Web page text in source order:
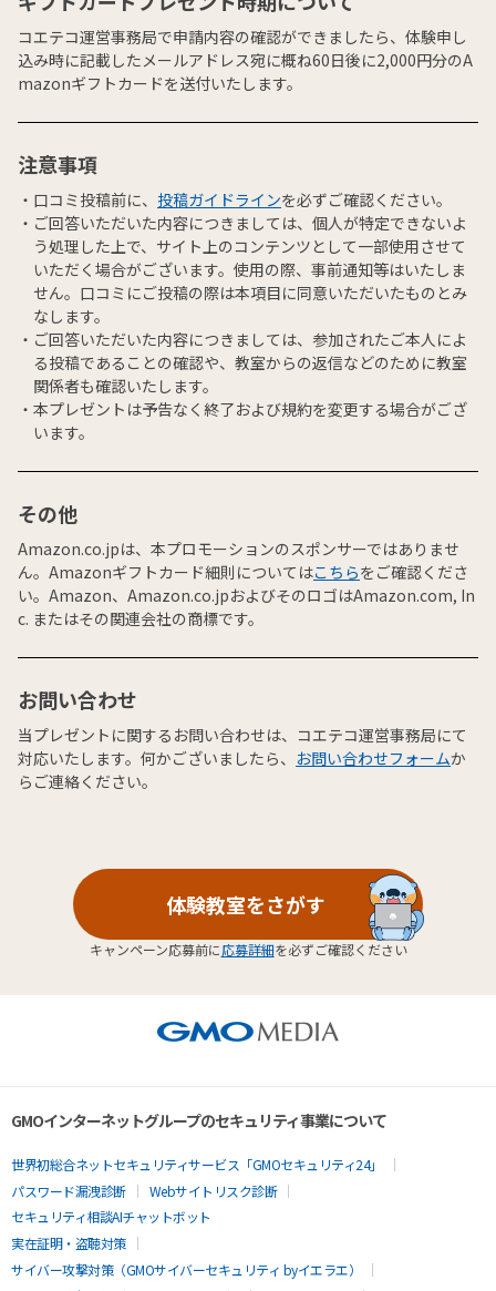
コエテコ運営事務局で申請内容の確認ができましたら、体験申し
込み時に記載したメールアドレス宛に概ね60日後に2,000円分のA
mazonギフトカードを送付いたします。
注意事項
口コミ投稿前に、 投稿ガイドラインを必ずご確認ください。
ご回答いただいた内容につきましては、個人が特定できないよ
う処理した上で、サイト上のコンテンツとして一部使用させて
いただく場合がございます。使用の際、事前通知等はいたしま
せん。口コミにご投稿の際は本項目に同意いただいたものとみ
なします。
ご回答いただいた内容につきましては、参加されたご本人によ
る投稿であることの確認や、教室からの返信などのために教室
関係者も確認いたします。
本プレゼントは予告なく終了および規約を変更する場合がござ
います。
その他
Amazon.co.jpは、本プロモーションのスポンサーではありませ
ん。Amazonギフトカード細則についてはこちらをご確認くださ
い。Amazon、Amazon.co.jpおよびそのロゴはAmazon.com, In
c. またはその関連会社の商標です。
お問い合わせ
当プレゼントに関するお問い合わせは、コエテコ運営事務局にて
対応いたします。何かございましたら、 お問い合わせフォームか
らご連絡ください。
体験教室をさがす
キャンペーン応募前に応募詳細を必ずご確認ください
GMOインターネットグループのセキュリティ事業について
世界初総合ネットセキュリティサービス「GMOセキュリティ24」
パスワード漏洩診断
Webサイトリスク診断
セキュリティ相談AIチャットボット
実在証明・盗聴対策
サイバー攻撃対策（GMOサイバーセキュリティ byイエラエ）